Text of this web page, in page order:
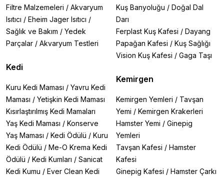
muhabbet kuşları, papağanlar, kanaryalar
ve sultan papağanları
gibi farklı türlere özel olarak
geliştirilmiş kraker çeşitlerimizle, kuşunuzun
ihtiyaçlarına tam olarak uygun ürünleri bulabilirsiniz.
Kuş krakerlerinin kullanımında dikkat edilmesi gereken
ana yemlerin yerini
almayacak şekilde kontrollü olarak verilmesidir. Günde
1-2 adet gibi ölçülü miktarlarda verilen krakerler,
kuşlarınız için hem besleyici hem de eğlenceli bir
deneyim sunacaktır.
Atakan Pet Shop farkıyla sunduğumuz
ve ödül mamaları, kuşunuzun beslenmesine çeşitlilik
katarken aynı zamanda onunla aranızdaki bağı
güçlendirmenize de yardımcı olacaktır.
Filtre Malzemeleri / Akvaryum
Isıtıcı / Eheim Jager Isıtıcı /
Sağlık ve Bakım / Yedek
Parçalar / Akvaryum Testleri
Kedi
Kuru Kedi Maması / Yavru Kedi
Maması / Yetişkin Kedi Maması
Kısırlaştırılmış Kedi Mamaları
Yaş Kedi Maması / Konserve
Yaş Maması / Kedi Ödülü / Kuru
Kedi Ödülü / Me-O Krema Kedi
Ödülü / Kedi Kumları / Sanicat
Kedi Kumu / Ever Clean Kedi
Kuş Banyoluğu / Doğal Dal
Darı
Ferplast Kuş Kafesi / Dayang
Papağan Kafesi / Kuş Sağlığı
Vision Kuş Kafesi / Gaga Taşı
Kemirgen
Kemirgen Yemleri / Tavşan
Yemi / Kemirgen Krakerleri
Hamster Yemi / Ginepig
Yemleri
Tavşan Kafesi / Hamster
Kafesi
Ginepig Kafesi / Hamster Çarkı